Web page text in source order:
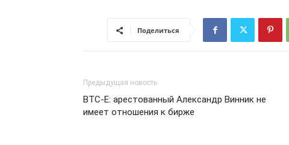
Поделиться
Предыдущая новость
BTC-E: арестованный Александр Винник не
имеет отношения к бирже